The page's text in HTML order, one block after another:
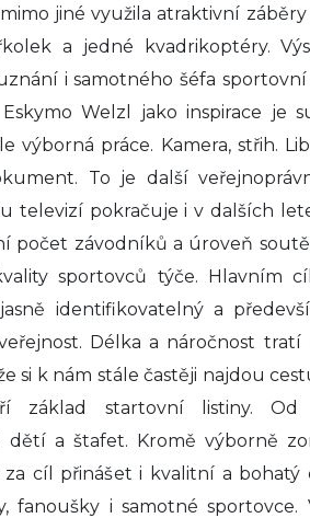
jiné využila atraktivní
a jedné kvadrikoptéry.
i samotného šéfa
Welzl jako inspirace je
výborná práce. Kamera, střih.
To je další
televizí pokračuje i v dalších
počet závodníků a úroveň
sportovců týče. Hlavním
identifikovatelný a
Délka a náročnost tratí
si k nám stále častěji najdou
základ startovní listiny. Od
dětí a štafet. Kromě výborně
za cíl přinášet i kvalitní a bohatý
fanoušky i samotné sportovce.